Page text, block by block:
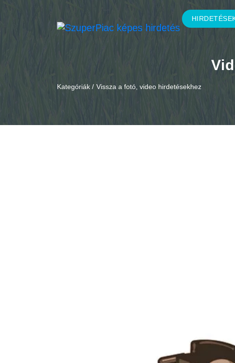
Kategóriák / Vissza a fotó, video hirdetésekhez